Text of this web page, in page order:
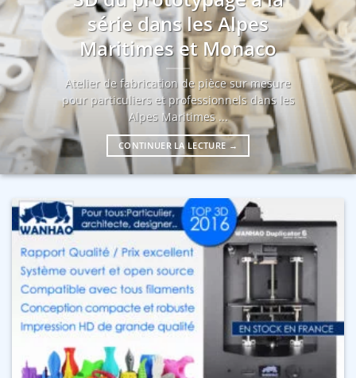
série dans les Alpes
Maritimes et Monaco
Atelier de fabrication de pièce sur mesure
pour particuliers et professionnels dans les
Alpes Maritimes ...
CONTINUER LA LECTURE →